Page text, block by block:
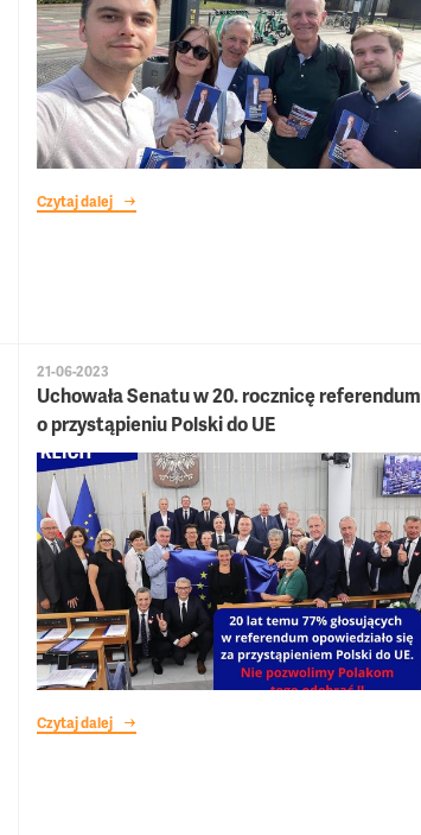
Czytaj dalej
21-06-2023
Uchowała Senatu w 20. rocznicę referendum
o przystąpieniu Polski do UE
Czytaj dalej